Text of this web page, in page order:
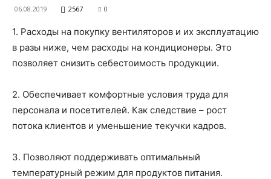
все
о
06.08.2019 2567 0
1. Расходы на покупку вентиляторов и их эксплуатацию
в разы ниже, чем расходы на кондиционеры. Это
позволяет снизить себестоимость продукции.
2. Обеспечивает комфортные условия труда для
персонала и посетителей. Как следствие – рост
потока клиентов и уменьшение текучки кадров.
3. Позволяют поддерживать оптимальный
температурный режим для продуктов питания.